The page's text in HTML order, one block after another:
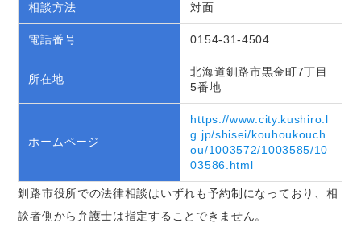
相談方法 対面
電話番号 0154-31-4504
所在地
北海道釧路市黒金町7丁目
5番地
ホームページ
https://www.city.kushiro.l
g.jp/shisei/kouhoukouch
ou/1003572/1003585/10
03586.html
釧路市役所での法律相談はいずれも予約制になっており、相
談者側から弁護士は指定することできません。